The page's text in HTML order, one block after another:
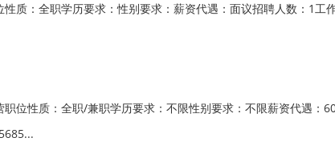
质：全职学历要求：性别要求：薪资代遇：面议招聘人数：1
位性质：全职/兼职学历要求：不限性别要求：不限薪资代遇：